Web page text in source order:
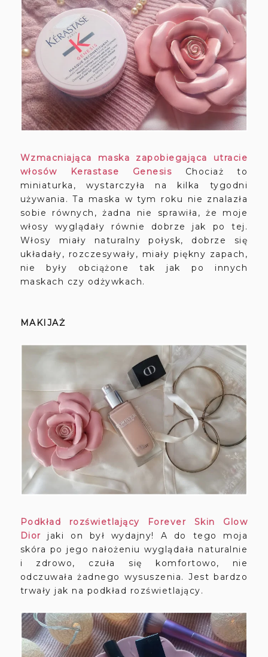
Wzmacniająca maska zapobiegająca utracie
włosów Kerastase Genesis
Chociaż to
miniaturka, wystarczyła na kilka tygodni
używania. Ta maska w tym roku nie znalazła
sobie równych, żadna nie sprawiła, że moje
włosy wyglądały równie dobrze jak po tej.
Włosy miały naturalny połysk, dobrze się
układały, rozczesywały, miały piękny zapach,
nie były obciążone tak jak po innych
maskach czy odżywkach.
MAKIJAŻ
Podkład rozświetlający Forever Skin Glow
Dior jaki on był wydajny! A do tego moja
skóra po jego nałożeniu wyglądała naturalnie
i zdrowo, czuła się komfortowo, nie
odczuwała żadnego wysuszenia. Jest bardzo
trwały jak na podkład rozświetlający.